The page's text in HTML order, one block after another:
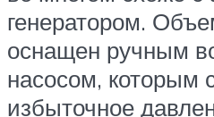
генератором.
оснащен ручным
насосом, которым
избыточное